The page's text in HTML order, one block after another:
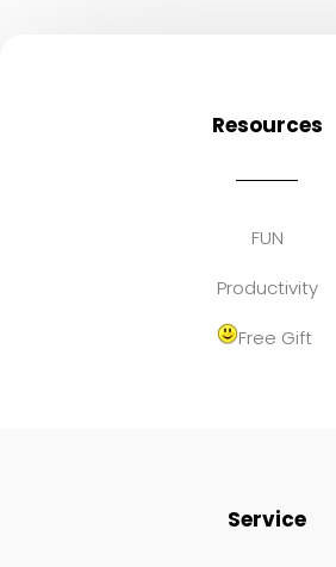
Resources
FUN
Productivity
Free Gift
Service